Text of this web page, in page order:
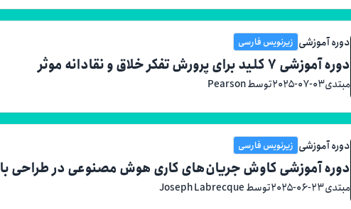
دوره آموزشی زیرنویس فارسی
دوره آموزشی ۷ کلید برای پرورش تفکر خلاق و نقادانه موثر
مبتدی۲۰۲۵-۰۷-۰۳توسط Pearson
دوره آموزشی زیرنویس فارسی
دوره آموزشی کاوش جریان‌های کاری هوش مصنوعی در طراحی با Figma
مبتدی۲۰۲۵-۰۶-۲۳توسط Joseph Labrecque